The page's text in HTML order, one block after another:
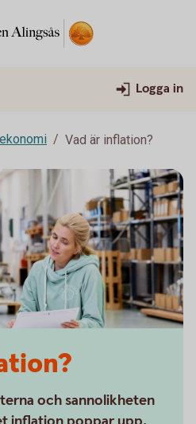
Logga in
Vad är inflation?
och sannolikheten